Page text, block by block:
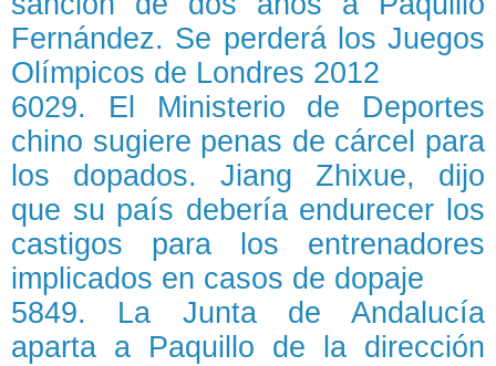
Fernández. Se perderá los Juegos
Olímpicos de Londres 2012
6029. El Ministerio de Deportes
chino sugiere penas de cárcel para
los dopados. Jiang Zhixue, dijo
que su país debería endurecer los
castigos para los entrenadores
implicados en casos de dopaje
5849. La Junta de Andalucía
aparta a Paquillo de la dirección